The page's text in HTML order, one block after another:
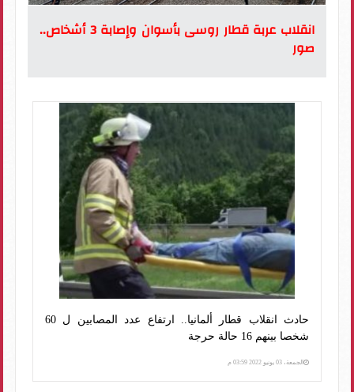
انقلاب عربة قطار روسى بأسوان وإصابة 3 أشخاص..
صور
حادث انقلاب قطار ألمانيا.. ارتفاع عدد المصابين ل 60
شخصا بينهم 16 حالة حرجة
الجمعة، 03 يونيو 2022 03:59 م